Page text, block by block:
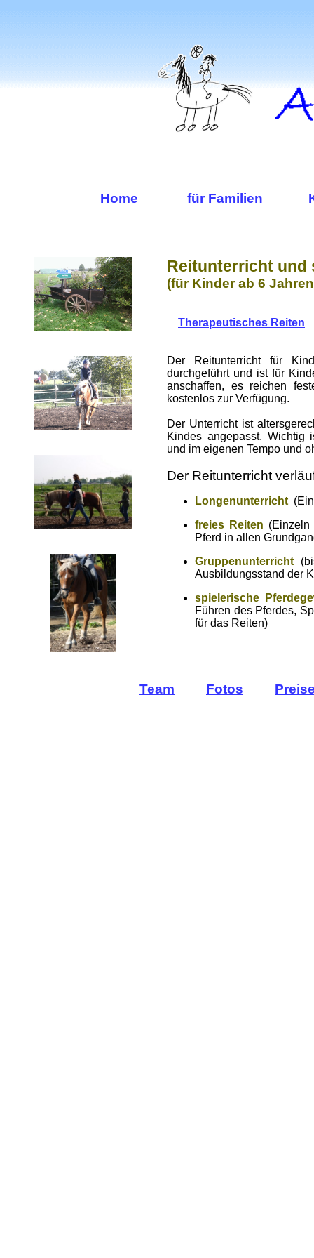
Home für Familien
Reitunterricht und
(für Kinder ab 6
Therapeutisches Reiten
Der Reitunterricht für
durchgeführt und ist für
anschaffen, es reichen
kostenlos zur Verfügung.
Der Unterricht ist
Kindes angepasst.
und im eigenen Tempo und
Der Reitunterricht
Longenunterricht
freies Reiten
Pferd in allen
Gruppenunterricht
Ausbildungsstand der
spielerische
Führen des Pferdes,
für das Reiten)
Team Fotos